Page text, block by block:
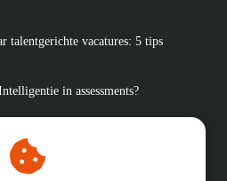
talentgerichte vacatures: 5 tips
in assessments?